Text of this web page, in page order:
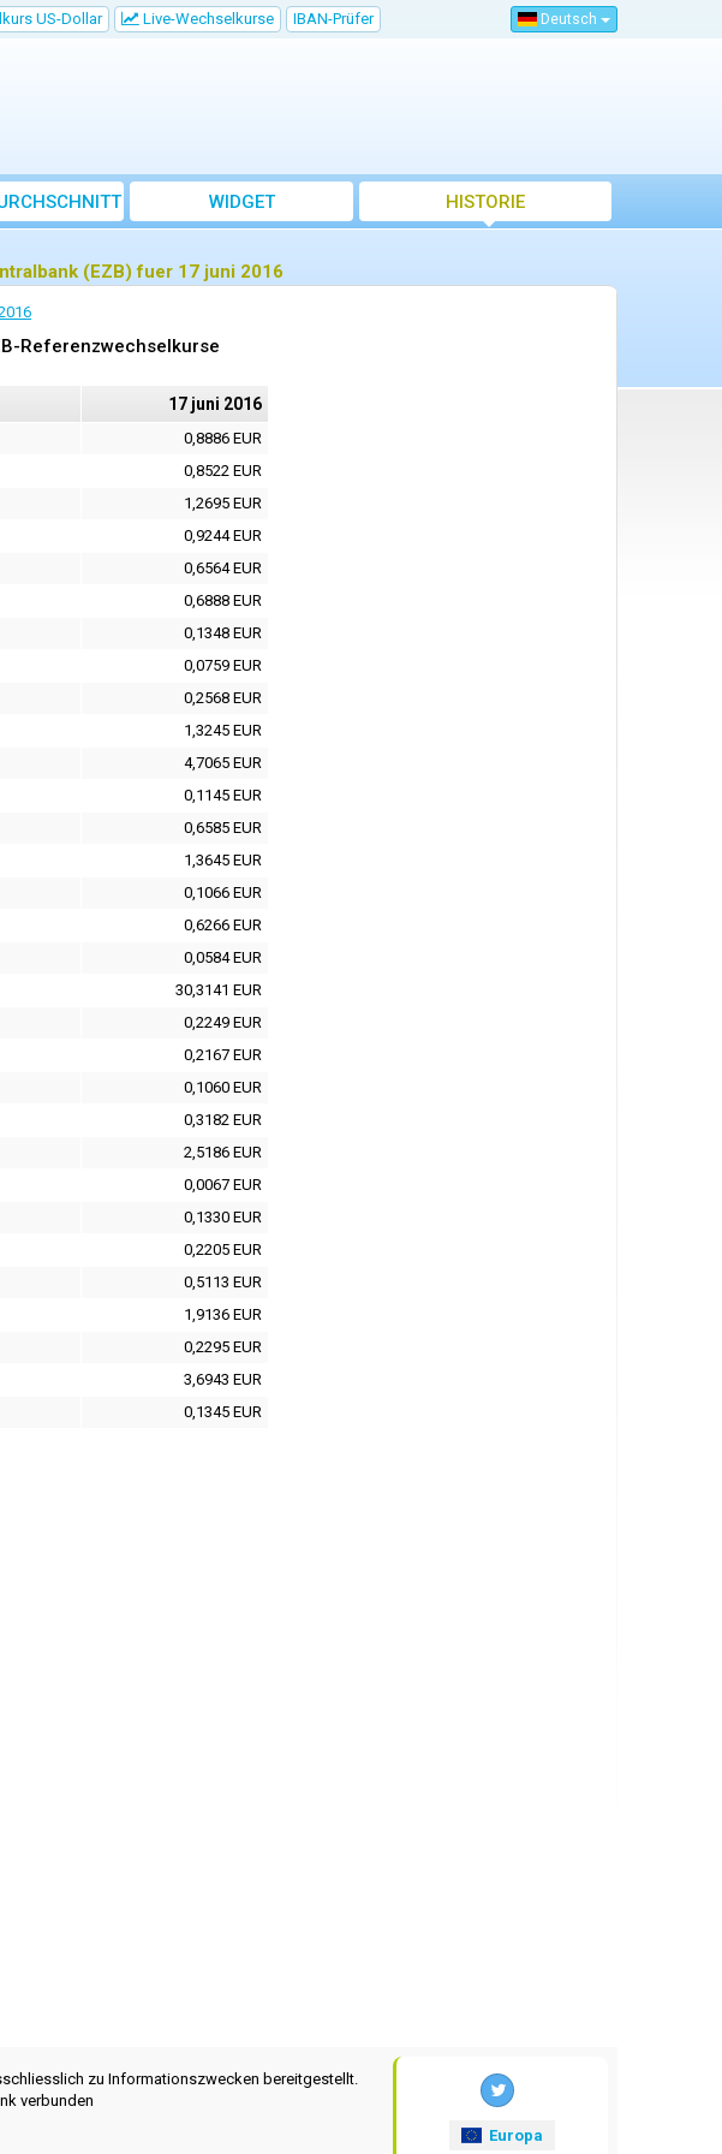
US-Dollar Live-Wechselkurse IBAN-Prüfer Deutsch
WIDGET HISTORIE
(EZB) fuer 17 juni 2016
Referenzwechselkurse
17 juni 2016
0,8886 EUR
0,8522 EUR
1,2695 EUR
0,9244 EUR
0,6564 EUR
0,6888 EUR
0,1348 EUR
0,0759 EUR
0,2568 EUR
1,3245 EUR
4,7065 EUR
0,1145 EUR
0,6585 EUR
1,3645 EUR
0,1066 EUR
0,6266 EUR
0,0584 EUR
30,3141 EUR
0,2249 EUR
0,2167 EUR
0,1060 EUR
0,3182 EUR
2,5186 EUR
0,0067 EUR
0,1330 EUR
0,2205 EUR
0,5113 EUR
1,9136 EUR
0,2295 EUR
3,6943 EUR
0,1345 EUR
zu Informationszwecken bereitgestellt.
verbunden
Europa